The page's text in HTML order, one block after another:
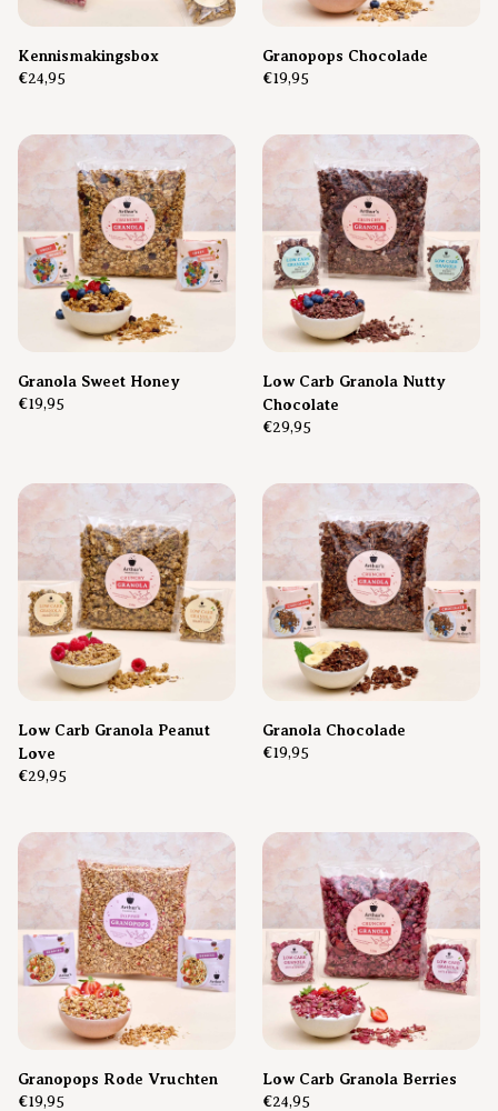
Kennismakingsbox
€24,95
Granopops Chocolade
€19,95
Granola Sweet Honey
€19,95
Low Carb Granola Nutty
Chocolate
€29,95
Low Carb Granola Peanut
Love
€29,95
Granola Chocolade
€19,95
Granopops Rode Vruchten
€19,95
Low Carb Granola Berries
€24,95